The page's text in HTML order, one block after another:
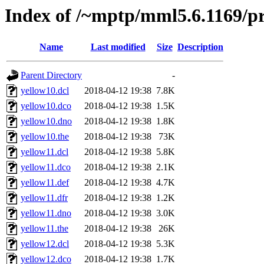
Index of /~mptp/mml5.6.1169/
Name Last modified Size Description
Parent Directory
-
yellow10.dcl
2018-04-12 19:38 7.8K
yellow10.dco
2018-04-12 19:38 1.5K
yellow10.dno
2018-04-12 19:38 1.8K
yellow10.the
2018-04-12 19:38
73K
yellow11.dcl
2018-04-12 19:38 5.8K
yellow11.dco
2018-04-12 19:38 2.1K
yellow11.def
2018-04-12 19:38 4.7K
yellow11.dfr
2018-04-12 19:38 1.2K
yellow11.dno
2018-04-12 19:38 3.0K
yellow11.the
2018-04-12 19:38
26K
yellow12.dcl
2018-04-12 19:38 5.3K
yellow12.dco
2018-04-12 19:38 1.7K